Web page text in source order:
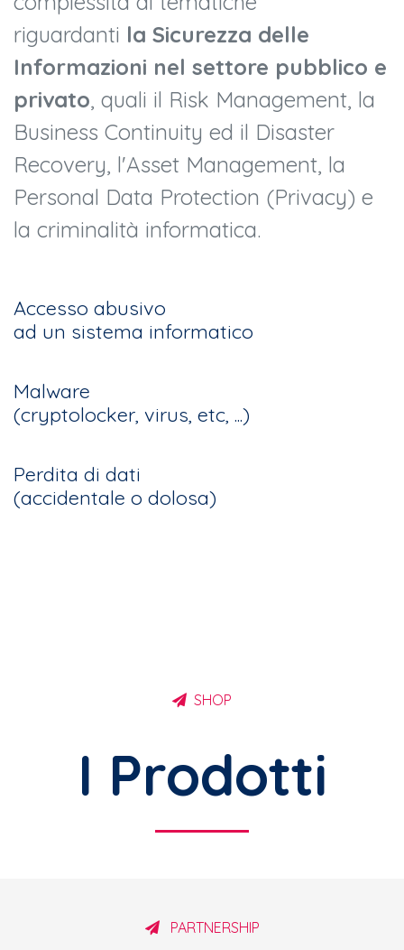
riguardanti la Sicurezza delle
Informazioni nel settore pubblico e
privato, quali il Risk Management, la
Business Continuity ed il Disaster
Recovery, l'Asset Management, la
Personal Data Protection (Privacy) e
la criminalità informatica.
Accesso abusivo
ad un sistema informatico
Malware
(cryptolocker, virus, etc, ...)
Perdita di dati
(accidentale o dolosa)
SHOP
I Prodotti
PARTNERSHIP